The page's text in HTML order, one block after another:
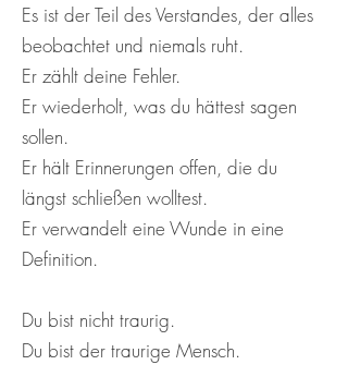
Es ist der Teil des Verstandes, der alles
beobachtet und niemals ruht.
Er zählt deine Fehler.
Er wiederholt, was du hättest sagen
sollen.
Er hält Erinnerungen offen, die du
längst schließen wolltest.
Er verwandelt eine Wunde in eine
Definition.
Du bist nicht traurig.
Du bist der traurige Mensch.